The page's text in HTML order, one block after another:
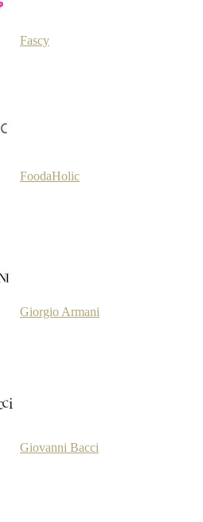
Fascy
FoodaHolic
Giorgio Armani
Giovanni Bacci